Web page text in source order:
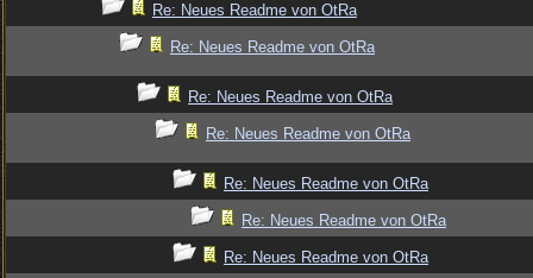
Re: Neues Readme von OtRa
Re: Neues Readme von OtRa
Re: Neues Readme von OtRa
Re: Neues Readme von OtRa
Re: Neues Readme von OtRa
Re: Neues Readme von OtRa
Re: Neues Readme von OtRa